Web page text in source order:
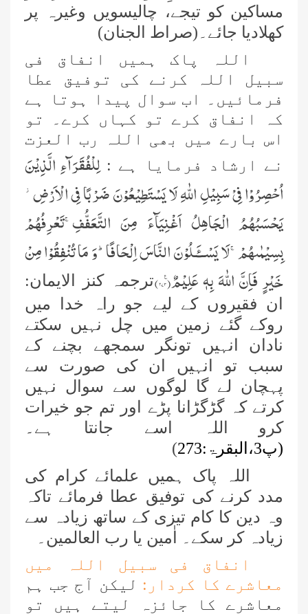
مساکین کو تیجے، چالیسویں وغیرہ پر
کھلادیا جائے۔(صراط الجنان)
اللہ پاک ہمیں انفاق فی
سبیل اللہ کرنے کی توفیق عطا
فرمائیں۔ اب سوال پیدا ہوتا ہے
کہ انفاق کرے تو کہاں کرے۔ تو
اس بارے میں بھی اللہ رب العزت
نے ارشاد فرمایا ہے :لِلْفُقَرَآءِ الَّذِیْنَ
اُحْصِرُوْا فِیْ سَبِیْلِ اللّٰهِ لَا یَسْتَطِیْعُوْنَ ضَرْبًا فِی الْاَرْضِ٘-
یَحْسَبُهُمُ الْجَاهِلُ اَغْنِیَآءَ مِنَ التَّعَفُّفِۚ-تَعْرِفُهُمْ
بِسِیْمٰىهُمْۚ-لَا یَسْــٴَـلُوْنَ النَّاسَ اِلْحَافًاؕ-وَ مَا تُنْفِقُوْا مِنْ
خَیْرٍ فَاِنَّ اللّٰهَ بِهٖ عَلِیْمٌ۠(۲۷۳)ترجمہ کنز الایمان:
ان فقیروں کے لیے جو راہ خدا میں
روکے گئے زمین میں چل نہیں سکتے
نادان انہیں تونگر سمجھے بچنے کے
سبب تو انہیں ان کی صورت سے
پہچان لے گا لوگوں سے سوال نہیں
کرتے کہ گڑگڑانا پڑے اور تم جو خیرات
کرو اللہ اسے جانتا ہے۔
(پ3،البقرۃ:273
)
اللہ پاک ہمیں علمائے کرام کی
مدد کرنے کی توفیق عطا فرمائے تاکہ
وہ دین کا کام تیزی کے ساتھ زیادہ سے
زیادہ کر سکے۔ اٰمین یا رب العالمین۔
انفاق فی سبیل اللہ میں
معاشرے کا کردار: لیکن آج جب ہم
معاشرے کا جائزہ لیتے ہیں تو